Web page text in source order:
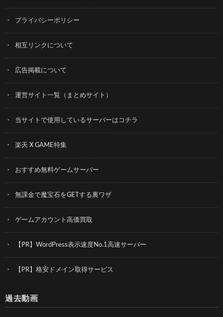
プライバシーポリシー
相互リンクについて
広告掲載について
運営サイト一覧（まとめサイト）
当サイトで使用しているサーバーはコチラ
楽天 X GAME特集
おすすめ無料ゲームサーバー
無課金で魔宝石をGETする裏ワザ
ゲームアカウント高価買取
【PR】WordPress表示速度No.1高速サーバー
【PR】格安ドメイン取得サービス
過去動画